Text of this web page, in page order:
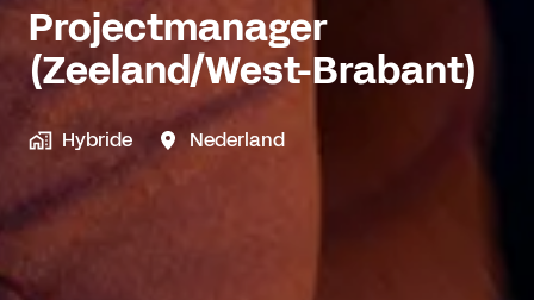
Projectmanager
(Zeeland/West-Brabant)
Hybride Nederland